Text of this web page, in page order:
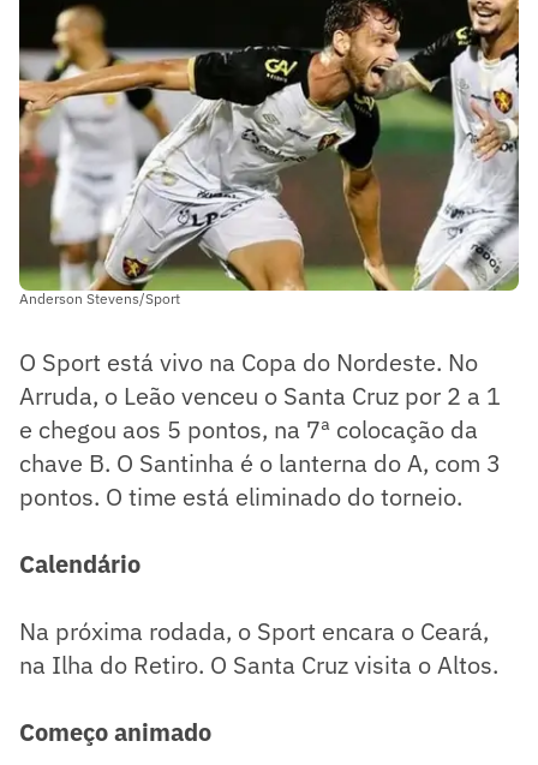
Anderson Stevens/Sport
O Sport está vivo na Copa do Nordeste. No
Arruda, o Leão venceu o Santa Cruz por 2 a 1
e chegou aos 5 pontos, na 7ª colocação da
chave B. O Santinha é o lanterna do A, com 3
pontos. O time está eliminado do torneio.
Calendário
Na próxima rodada, o Sport encara o Ceará,
na Ilha do Retiro. O Santa Cruz visita o Altos.
Começo animado